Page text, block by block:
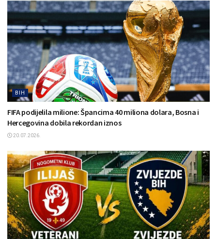
BIH
FIFA podijelila milione: Špancima 40 miliona dolara, Bosna i
Hercegovina dobila rekordan iznos
20.07.2026.